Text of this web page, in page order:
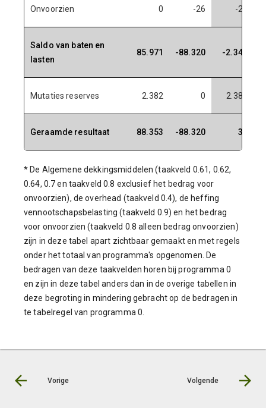
Onvoorzien 0 -26 -26
Saldo van baten en
lasten
85.971 -88.320 -2.349
Mutaties reserves 2.382 0 2.382
Geraamde resultaat 88.353 -88.320 32
* De Algemene dekkingsmiddelen (taakveld 0.61, 0.62,
0.64, 0.7 en taakveld 0.8 exclusief het bedrag voor
onvoorzien), de overhead (taakveld 0.4), de heffing
vennootschapsbelasting (taakveld 0.9) en het bedrag
voor onvoorzien (taakveld 0.8 alleen bedrag onvoorzien)
zijn in deze tabel apart zichtbaar gemaakt en met regels
onder het totaal van programma's opgenomen. De
bedragen van deze taakvelden horen bij programma 0
en zijn in deze tabel anders dan in de overige tabellen in
deze begroting in mindering gebracht op de bedragen in
te tabelregel van programma 0.
Vorige Volgende